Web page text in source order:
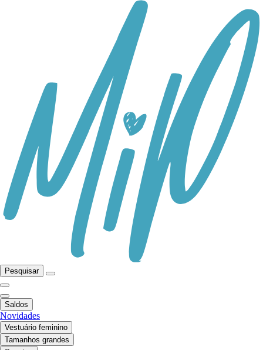
Pesquisar
Saldos
Novidades
Vestuário feminino
Tamanhos grandes